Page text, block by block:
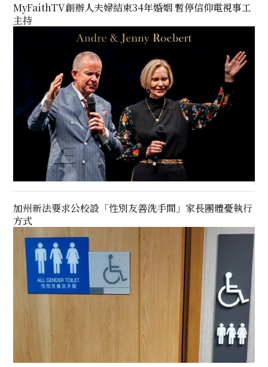
MyFaithTV創辦人夫婦結束34年婚姻 暫停信仰電視事工
主持
加州新法要求公校設「性別友善洗手間」家長團體憂執行
方式